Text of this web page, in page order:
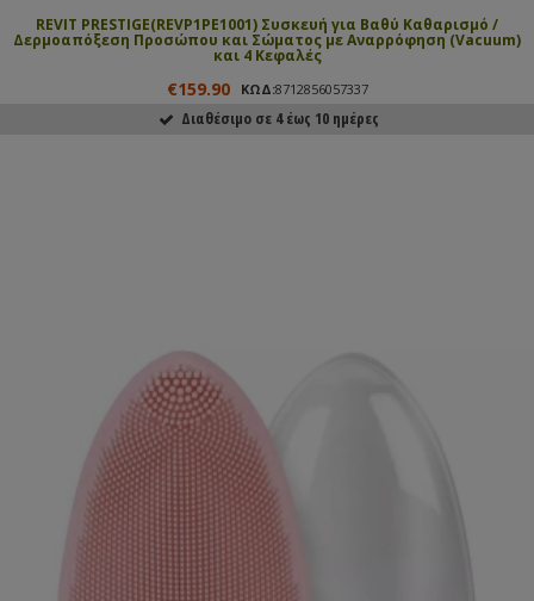
REVIT PRESTIGE(REVP1PE1001) Συσκευή για Βαθύ Καθαρισμό /
Δερμοαπόξεση Προσώπου και Σώματος με Αναρρόφηση (Vacuum)
και 4 Κεφαλές
€159.90 ΚΩΔ:8712856057337
Διαθέσιμο σε 4 έως 10 ημέρες